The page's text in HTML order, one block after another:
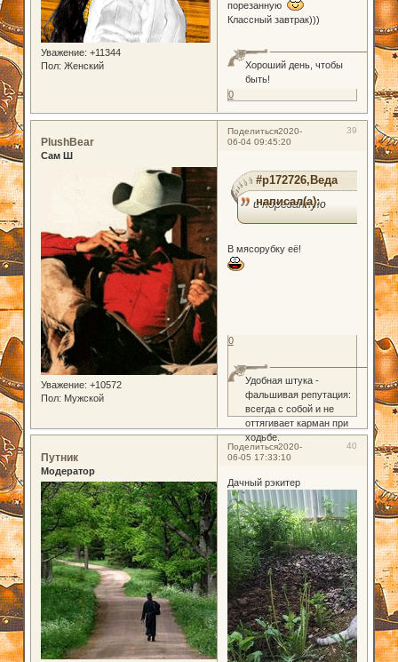
Уважение: +11344
Пол: Женский
порезанную
Классный завтрак)))
Хороший день, чтобы
быть!
0
Поделиться 39
2020-
06-04 09:45:20
PlushBear
Сам Ш
Уважение: +10572
Пол: Мужской
#p172726,Веда
написал(а):
и порезанную
В мясорубку её!
Удобная штука -
фальшивая репутация:
всегда с собой и не
оттягивает карман при
ходьбе.
0
Поделиться 40
2020-
06-05 17:33:10
Путник
Модератор
Дачный рэкитер